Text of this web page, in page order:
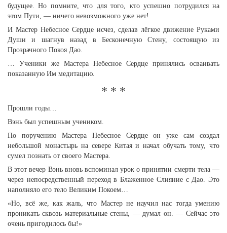
будущее. Но помните, что для того, кто успешно потрудился на
этом Пути, — ничего невозможного уже нет!
И Мастер Небесное Сердце исчез, сделав лёгкое движение Руками
Души и шагнув назад в Бесконечную Стену, состоящую из
Прозрачного Покоя Дао.
… Ученики же Мастера Небесное Сердце принялись осваивать
показанную Им медитацию.
* * *
Прошли годы…
Вэнь был успешным учеником.
По поручению Мастера Небесное Сердце он уже сам создал
небольшой монастырь на севере Китая и начал обучать тому, что
сумел познать от своего Мастера.
В этот вечер Вэнь вновь вспоминал урок о принятии смерти тела —
через непосредственный переход в Блаженное Слияние с Дао. Это
наполняло его тело Великим Покоем…
«Но, всё же, как жаль, что Мастер не научил нас тогда умению
проникать сквозь материальные стены, — думал он. — Сейчас это
очень пригодилось бы!»